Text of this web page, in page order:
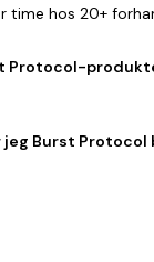
time hos 20+
Protocol-
jeg Burst Protocol